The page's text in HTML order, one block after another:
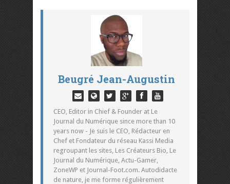
Beugré Jean-Augustin
CEO, Editor in Chief & Founder at Le
Journal du Numérique since more than 10
years now - Je suis le CEO, Rédacteur en
Chef et Fondateur du réseau Kassi Media
regroupant les sites, Les Créateurs Bio, Le
Journal du Numérique, Actu-Gamer,
ZoneWP et Journal-Foot.com. Autodidacte
de nature, je me forme régulièrement